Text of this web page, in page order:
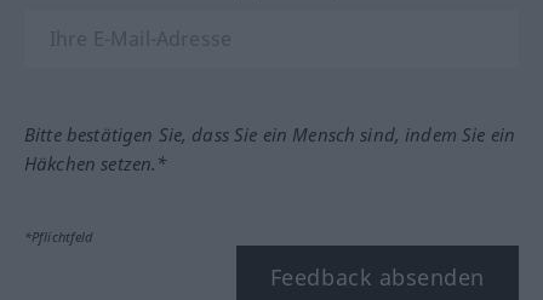
Bitte bestätigen Sie, dass Sie ein Mensch sind, indem Sie ein
Häkchen setzen.*
*Pflichtfeld
Feedback absenden